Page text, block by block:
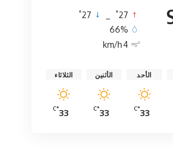
27
°
27
°
66%
4 km/h
الأحد
33
°C
الأثنين
33
°C
الثلاثاء
33
°C